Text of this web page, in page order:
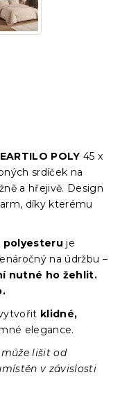
POLY 45 x
srdíček na
a hřejivě. Design
díky kterému
polyesteru je
na údržbu –
nutné ho žehlit.
klidné,
elegance.
lišit od
v závislosti